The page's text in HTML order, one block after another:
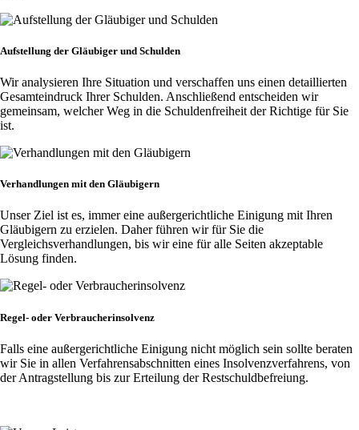
Aufstellung der Gläubiger und Schulden
Wir analysieren Ihre Situation und verschaffen uns einen detaillierten
Gesamteindruck Ihrer Schulden. Anschließend entscheiden wir
gemeinsam, welcher Weg in die Schuldenfreiheit der Richtige für Sie
ist.
Verhandlungen mit den Gläubigern
Unser Ziel ist es, immer eine außergerichtliche Einigung mit Ihren
Gläubigern zu erzielen. Daher führen wir für Sie die
Vergleichsverhandlungen, bis wir eine für alle Seiten akzeptable
Lösung finden.
Regel- oder Verbraucherinsolvenz
Falls eine außergerichtliche Einigung nicht möglich sein sollte beraten
wir Sie in allen Verfahrensabschnitten eines Insolvenzverfahrens, von
der Antragstellung bis zur Erteilung der Restschuldbefreiung.